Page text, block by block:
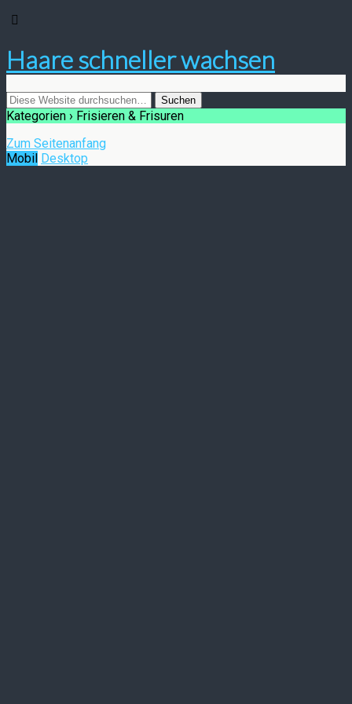
Haare schneller wachsen
Kategorien › Frisieren & Frisuren
Zum Seitenanfang
Mobil Desktop